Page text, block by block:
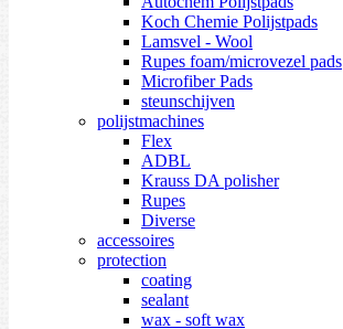
Koch Chemie Polijstpads
Lamsvel - Wool
Rupes foam/microvezel pads
Microfiber Pads
steunschijven
polijstmachines
Flex
ADBL
Krauss DA polisher
Rupes
Diverse
accessoires
protection
coating
sealant
wax - soft wax